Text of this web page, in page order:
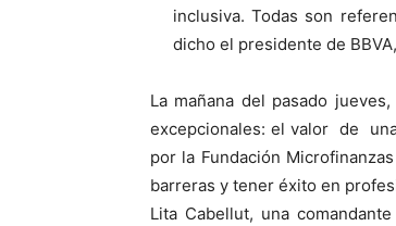
inclusiva. Todas son
dicho el presidente de
La mañana del pasado
excepcionales: el valor de
por la Fundación
barreras y tener éxito en
Lita Cabellut, una